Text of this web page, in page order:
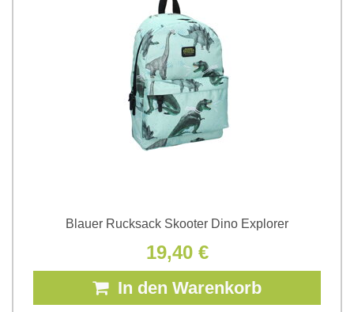
Blauer Rucksack Skooter Dino Explorer
19,40 €
In den Warenkorb